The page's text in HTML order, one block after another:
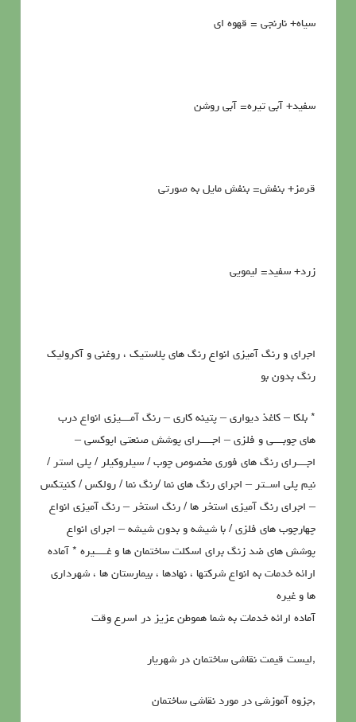
سياه+ نارنجي = قهوه اي
سفيد+ آبي تيره= آبي روشن
قرمز+ بنفش= بنفش مايل به صورتي
زرد+ سفيد= ليمويي
اجرای و رنگ آمیزی انواع رنگ های پلاستیک ، روغنی و آکرولیک
رنگ بدون بو
* بلکا – کاغذ دیواری – پتینه کاری – رنگ آمــــيزي انواع درب
هاي چوبــــي و فلزي – اجـــــراي پوشش صنعتي اپوکسي –
اجــــراي رنگ هاي فوري مخصوص چوب / سيلروکيلر / پلي استر /
نيم پلي اســتر – اجراي رنگ هاي نما /رنگ نما / رولکس / کنيتکس
– اجراي رنگ آميزي استخر ها / رنگ استخر – رنگ آميزي انواع
چهارچوب هاي فلزي / با شيشه و بدون شيشه – اجراي انواع
پوشش هاي ضد زنگ براي اسکلت ساختمان ها و غـــــیره * آماده
ارائه خدمات به انواع شرکتها ، نهادها ، بیمارستان ها ، شهرداری
ها و غیره
آماده ارائه خدمات به شما هموطن عزیز در اسرع وقت
,لیست قیمت نقاشی ساختمان در شهریار
,جزوه آموزشی در مورد نقاشی ساختمان